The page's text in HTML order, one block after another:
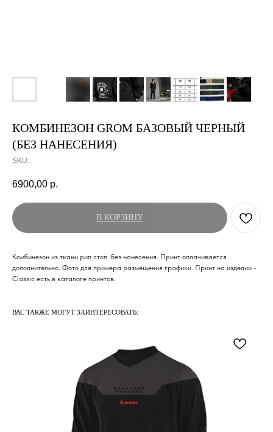
КОМБИНЕЗОН GROM БАЗОВЫЙ ЧЕРНЫЙ
(БЕЗ НАНЕСЕНИЯ)
SKU:
6900,00 р.
В КОРЗИНУ
Комбинезон из ткани рип стоп без нанесения. Принт оплачивается
дополнительно. Фото для примера размещения графики. Принт на изделии -
Classic есть в каталоге принтов.
ВАС ТАКЖЕ МОГУТ ЗАИНТЕРЕСОВАТЬ: